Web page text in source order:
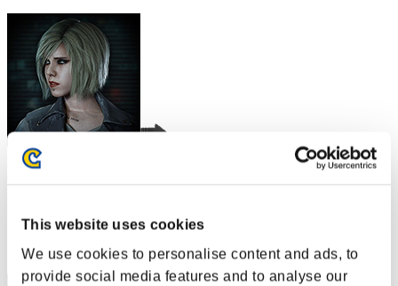
This website uses cookies
We use cookies to personalise content and ads, to
provide social media features and to analyse our
Hilda Guardian
RANK
2